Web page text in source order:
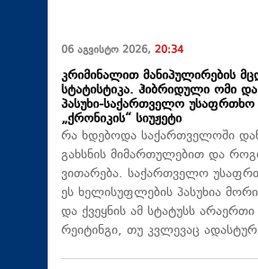
06 აგვისტო 2026, 20:34
კრიმინალით მანიპულირების
სტატისტიკა. ჰიბრიდული ომი
პასუხი-საქართველო
„ქრონიკის“ სიუჟეტი
რა ხდებოდა საქართველოში
გახსნის მიმართულებით და
ვითარება. საქართველო
ეს ხელისუფლების პასუხია
და ქვეყნის ამ სტატუსს
რეიტინგი, თუ კვლევაც